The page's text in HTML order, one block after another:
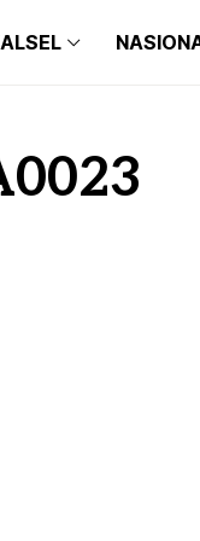
BARITO
BANJARBARU